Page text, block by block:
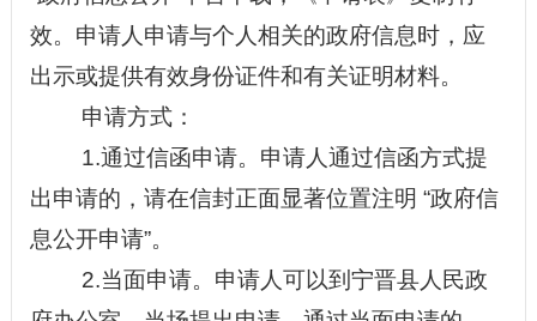
效。申请人申请与个人相关的政府信息时，应
出示或提供有效身份证件和有关证明材料。
申请方式：
1.通过信函申请。申请人通过信函方式提
出申请的，请在信封正面显著位置注明 “政府信
息公开申请”。
2.当面申请。申请人可以到 宁晋县人民政